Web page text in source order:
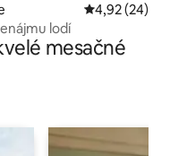
Priemerné
4,92 (24)
lodí
mesačné